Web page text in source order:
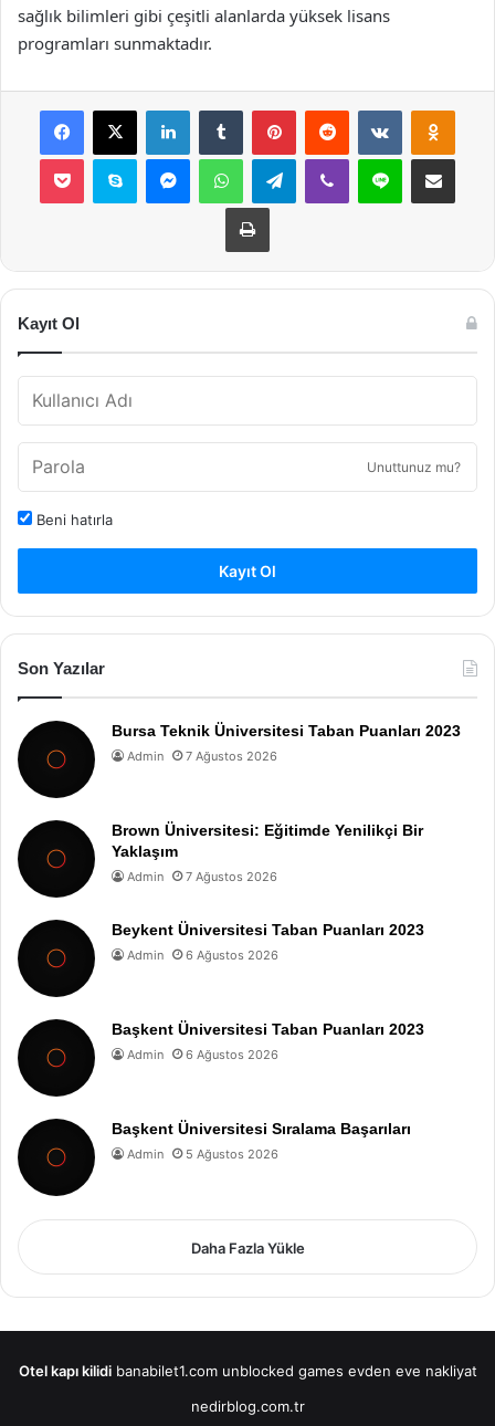
sağlık bilimleri gibi çeşitli alanlarda yüksek lisans
programları sunmaktadır.
Facebook
X LinkedInTumblr PinterestReddit VKontakte
Pocket Skype MessengerWhatsAppTelegramViber Line E-Posta ile
Yazdır
Kayıt Ol
Unuttunuz mu?
Beni hatırla
Kayıt Ol
Son Yazılar
Bursa Teknik Üniversitesi Taban Puanları 2023
Admin 7 Ağustos 2026
Brown Üniversitesi: Eğitimde Yenilikçi Bir
Yaklaşım
Admin 7 Ağustos 2026
Beykent Üniversitesi Taban Puanları 2023
Admin 6 Ağustos 2026
Başkent Üniversitesi Taban Puanları 2023
Admin 6 Ağustos 2026
Başkent Üniversitesi Sıralama Başarıları
Admin 5 Ağustos 2026
Daha Fazla Yükle
Otel kapı kilidi banabilet1.com unblocked games evden eve nakliyat
nedirblog.com.tr